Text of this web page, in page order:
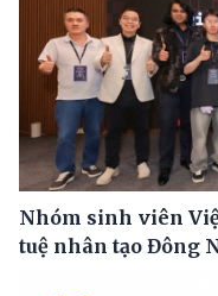
Nhóm sinh viên
tuệ nhân tạo Đông